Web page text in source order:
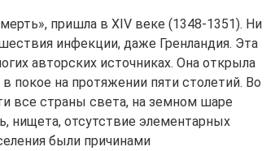
пришла в XIV веке (1348-1351). Ни
инфекции, даже Гренландия. Эта
авторских источниках. Она открыла
покое на протяжении пяти столетий. Во
все страны света, на земном шаре
нищета, отсутствие элементарных
были причинами